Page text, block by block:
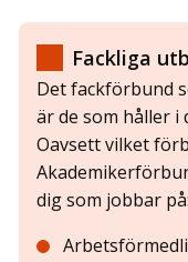
Fackliga
Det fackförbund
är de som håller i
Oavsett vilket
dig som jobbar på: